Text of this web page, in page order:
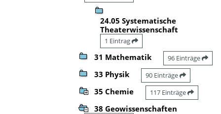
24.05 Systematische
Theaterwissenschaft
1 Eintrag
31 Mathematik 96 Einträge
33 Physik 90 Einträge
35 Chemie 117 Einträge
38 Geowissenschaften